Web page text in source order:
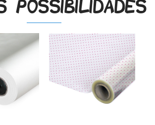
possibilidades